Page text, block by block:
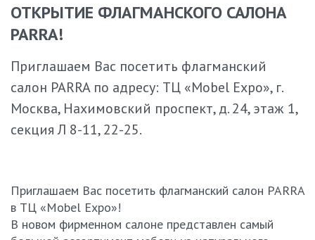
Консультация с менеджером в салоне. Изучаем запрос
клиента, предлагаем варианты мебели PARRA или
разрабатываем персональный проект.
Утверждение модели. Согласовываем материалы,
габариты, дизайн, сроки, стоимость.
Оформление договора.
Производство с соблюдением технологических норм.
Часто задаваемые вопросы
Какой средний срок изготовления мебели?
ОТКРЫТИЕ ФЛАГМАНСКОГО САЛОНА
PARRA!
Приглашаем Вас посетить флагманский
салон PARRA по адресу: ТЦ «Mobel Expo», г.
Москва, Нахимовский проспект, д. 24, этаж 1,
секция Л 8-11, 22-25.
Приглашаем Вас посетить флагманский салон PARRA
в ТЦ «Mobel Expo»!
В новом фирменном салоне представлен самый